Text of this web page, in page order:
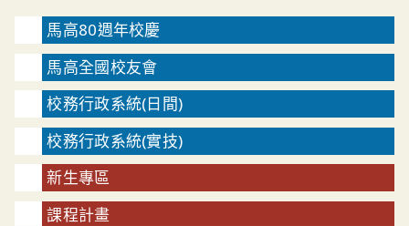
馬高80週年校慶
馬高全國校友會
校務行政系統(日間)
校務行政系統(實技)
新生專區
課程計畫